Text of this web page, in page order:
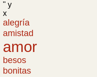
" y
x
alegría
amistad
amor
besos
bonitas